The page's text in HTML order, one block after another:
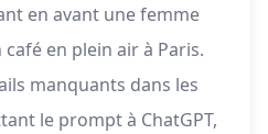
en avant une femme
en plein air à Paris.
manquants dans les
le prompt à ChatGPT,